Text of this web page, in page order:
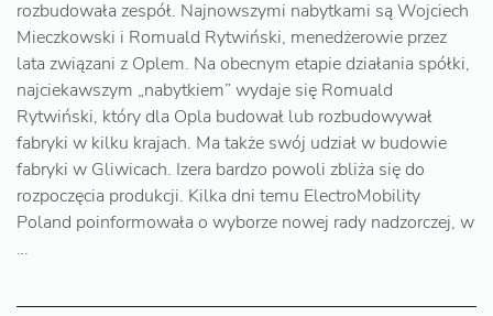
rozbudowała zespół. Najnowszymi nabytkami są Wojciech
Mieczkowski i Romuald Rytwiński, menedżerowie przez
lata związani z Oplem. Na obecnym etapie działania spółki,
najciekawszym „nabytkiem” wydaje się Romuald
Rytwiński, który dla Opla budował lub rozbudowywał
fabryki w kilku krajach. Ma także swój udział w budowie
fabryki w Gliwicach. Izera bardzo powoli zbliża się do
rozpoczęcia produkcji. Kilka dni temu ElectroMobility
Poland poinformowała o wyborze nowej rady nadzorczej, w
…